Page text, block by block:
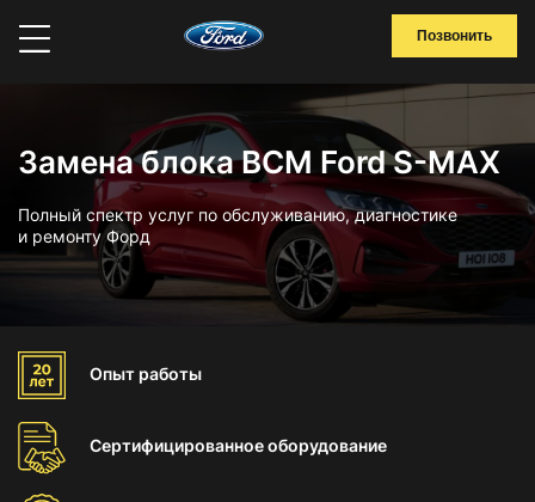
Позвонить
Замена блока BCM Ford S-MAX
Полный спектр услуг по обслуживанию, диагностике
и ремонту Форд
Опыт работы
Сертифицированноеоборудование